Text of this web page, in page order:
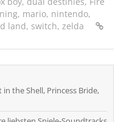
, mario, nintendo,
land, switch, zelda
the Shell, Princess Bride,